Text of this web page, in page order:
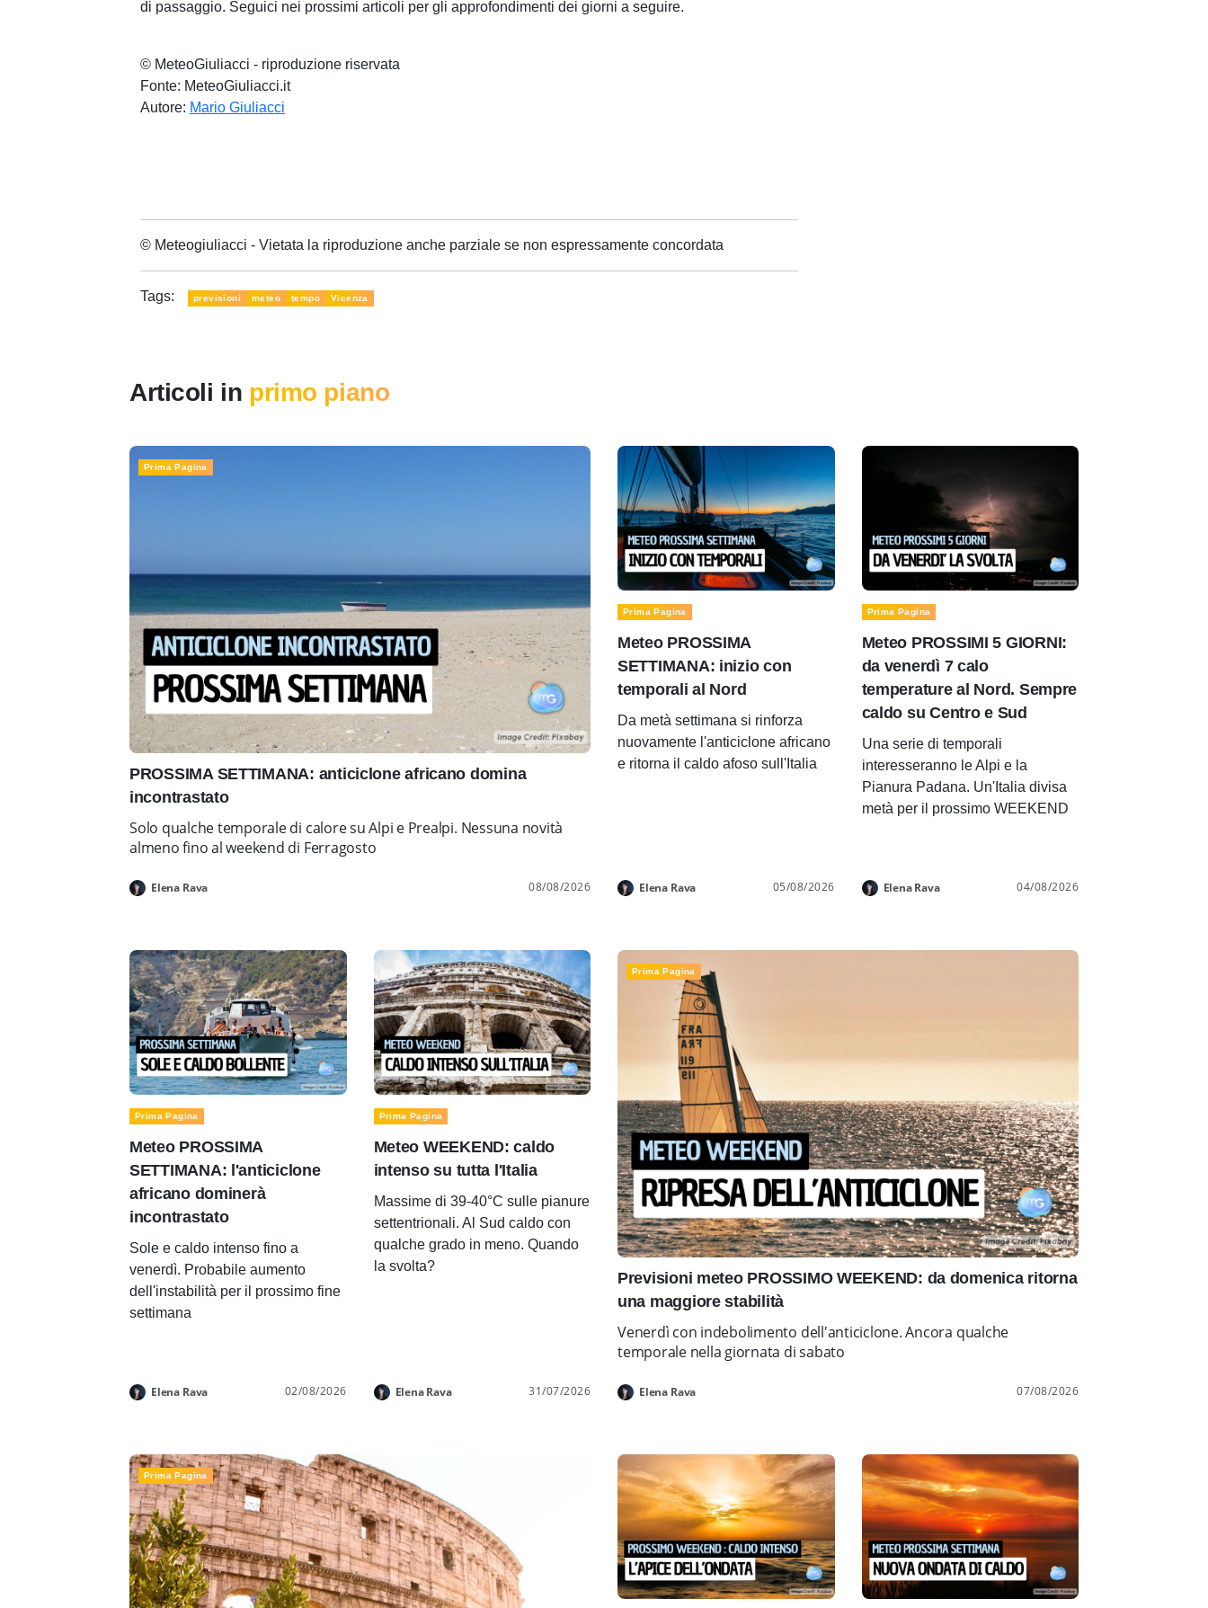
di passaggio. Seguici nei prossimi articoli per gli approfondimenti dei giorni a seguire.
© MeteoGiuliacci - riproduzione riservata
Fonte: MeteoGiuliacci.it
Autore: Mario Giuliacci
© Meteogiuliacci - Vietata la riproduzione anche parziale se non espressamente concordata
Tags: previsioni meteo tempo Vicenza
Articoli in primo piano
Prima Pagina
PROSSIMA SETTIMANA: anticiclone africano domina
incontrastato
Solo qualche temporale di calore su Alpi e Prealpi. Nessuna novità
almeno fino al weekend di Ferragosto
Elena Rava 08/08/2026
Prima Pagina
Meteo PROSSIMA
SETTIMANA: inizio con
temporali al Nord
Da metà settimana si rinforza
nuovamente l'anticiclone africano
e ritorna il caldo afoso sull'Italia
Elena Rava 05/08/2026
Prima Pagina
Meteo PROSSIMI 5 GIORNI:
da venerdì 7 calo
temperature al Nord. Sempre
caldo su Centro e Sud
Una serie di temporali
interesseranno le Alpi e la
Pianura Padana. Un'Italia divisa
metà per il prossimo WEEKEND
Elena Rava 04/08/2026
Prima Pagina
Meteo PROSSIMA
SETTIMANA: l'anticiclone
africano dominerà
incontrastato
Sole e caldo intenso fino a
venerdì. Probabile aumento
dell'instabilità per il prossimo fine
settimana
Elena Rava 02/08/2026
Prima Pagina
Meteo WEEKEND: caldo
intenso su tutta l'Italia
Massime di 39-40°C sulle pianure
settentrionali. Al Sud caldo con
qualche grado in meno. Quando
la svolta?
Elena Rava 31/07/2026
Prima Pagina
Previsioni meteo PROSSIMO WEEKEND: da domenica ritorna
una maggiore stabilità
Venerdì con indebolimento dell'anticiclone. Ancora qualche
temporale nella giornata di sabato
Elena Rava 07/08/2026
Prima Pagina